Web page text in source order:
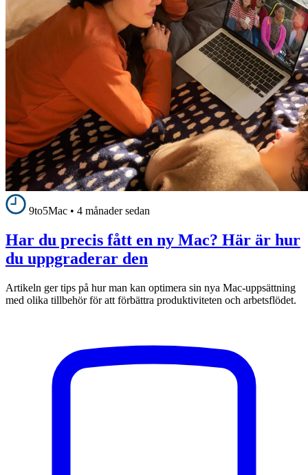
9to5Mac • 4 månader sedan
Har du precis fått en ny Mac? Här är hur
du uppgraderar den
Artikeln ger tips på hur man kan optimera sin nya Mac-uppsättning
med olika tillbehör för att förbättra produktiviteten och arbetsflödet.